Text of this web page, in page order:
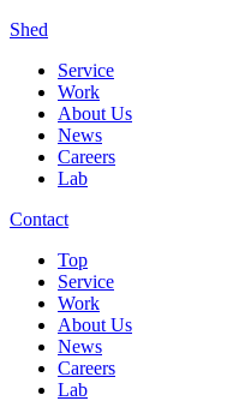
Shed
Service
Work
About Us
News
Careers
Lab
Contact
Top
Service
Work
About Us
News
Careers
Lab